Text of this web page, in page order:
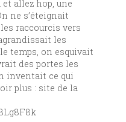
allez hop, une
ne s’éteignait
raccourcis vers
les
temps, on esquivait
des portes les
inventait ce qui
plus : site de la